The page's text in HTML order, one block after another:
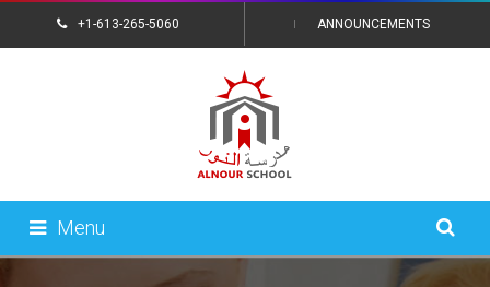
+1-613-265-5060 ANNOUNCEMENTS
Menu